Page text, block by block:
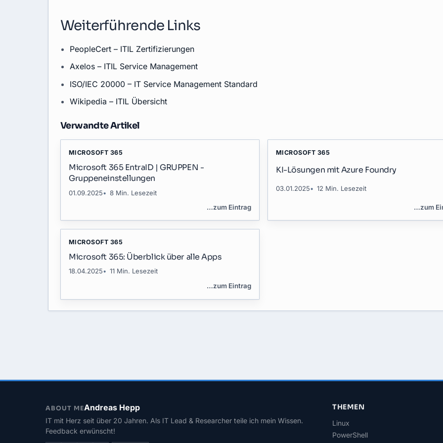
Weiterführende Links
PeopleCert – ITIL Zertifizierungen
Axelos – ITIL Service Management
ISO/IEC 20000 – IT Service Management Standard
Wikipedia – ITIL Übersicht
Verwandte Artikel
MICROSOFT 365
Microsoft 365 EntraID | GRUPPEN -
Gruppeneinstellungen
01.09.2025
8 Min. Lesezeit
…zum Eintrag
MICROSOFT 365
KI-Lösungen mit Azure Foundry
03.01.2025 12 Min. Lesezeit
…zum
MICROSOFT 365
Microsoft 365: Überblick über alle Apps​
18.04.2025
11 Min. Lesezeit
…zum Eintrag
ABOUT MEAndreas Hepp
IT mit Herz seit über 20 Jahren. Als IT Lead & Researcher teile ich mein Wissen.
Feedback erwünscht!
THEMEN
Linux
PowerShell